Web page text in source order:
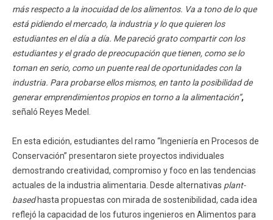
más respecto a la inocuidad de los alimentos. Va a tono de lo que
está pidiendo el mercado, la industria y lo que quieren los
estudiantes en el día a día. Me pareció grato compartir con los
estudiantes y el grado de preocupación que tienen, como se lo
toman en serio, como un puente real de oportunidades con la
industria. Para probarse ellos mismos, en tanto la posibilidad de
generar emprendimientos propios en torno a la alimentación”,
señaló Reyes Medel.
En esta edición, estudiantes del ramo “Ingeniería en Procesos de
Conservación” presentaron siete proyectos individuales
demostrando creatividad, compromiso y foco en las tendencias
actuales de la industria alimentaria. Desde alternativas plant-
basedhasta propuestas con mirada de sostenibilidad, cada idea
reflejó la capacidad de los futuros ingenieros en Alimentos para